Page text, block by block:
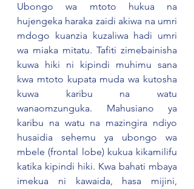
Ubongo wa mtoto hukua na
hujengeka haraka zaidi akiwa na umri
mdogo kuanzia kuzaliwa hadi umri
wa miaka mitatu. Tafiti zimebainisha
kuwa hiki ni kipindi muhimu sana
kwa mtoto kupata muda wa kutosha
kuwa karibu na watu
wanaomzunguka. Mahusiano ya
karibu na watu na mazingira ndiyo
husaidia sehemu ya ubongo wa
mbele (frontal lobe) kukua kikamilifu
katika kipindi hiki. Kwa bahati mbaya
imekua ni kawaida, hasa mijini,